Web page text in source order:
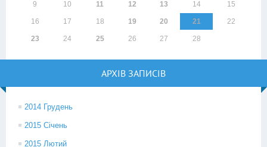
9 10 11 12 13 14 15
16 17 18 19 20 21 22
23 24 25 26 27 28
АРХІВ ЗАПИСІВ
2014 Грудень
2015 Січень
2015 Лютий